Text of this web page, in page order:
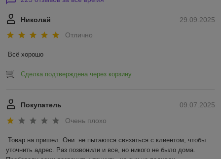
29.09.2025
Николай
Отлично
Всё хорошо
Сделка подтверждена через корзину
09.07.2025
Покупатель
Очень плохо
Товар на пришел. Они  не пытаются связаться с клиентом, чтобы
уточнить адрес. Раз позвонили и все, но никого не было дома.